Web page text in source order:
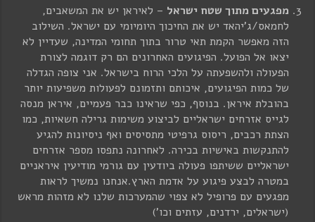
מפגעים מתוך שטח ישראל – לאיראן יש את המשאבים,
לחמאס/ג'יהאד יש את החיכוך היומיומי עם ישראל. השילוב
הזה מאפשר הקמת תאי טרור בתוך תחומי המדינה, שעדיין לא
יצאו אל הפועל. הפיגועים האחרונים הם רק דוגמה לצורת
הפעולה ולהשפעתה על הלכי הרוח בישראל. אני צופה הגדלה
של כמות הפיגועים, איכותם ותזמונם לפעולות משפיעות יותר
בהובלת איראן. בנוסף, כפי שראינו כבר פעמיים, איראן מנסה
לגייס אזרחים ישראליים לביצוע משימות גרילה חשאיות, כמו
הצתת רכבים, ריסוס גרפיטי מתסיסים ואף ניסיונות להגיע
להתנקשות באישיות בכירה. לאחרונה נתפסו מספר אזרחים
ישראליים ששיתפו פעולה ביודעין עם גורמי מודיעין איראניים
במטרה לבצע פיגוע על אדמת הארץ.אנחנו נמשיך לראות
מפגעים עם פרופיל לא צפוי שהמערכות שלנו לא מזהות מראש
(ישראלים, ירדנים, עזתים וכו')